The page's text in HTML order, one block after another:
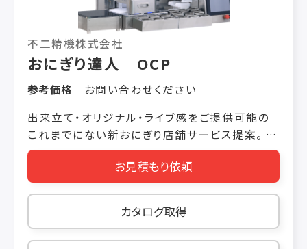
不二精機株式会社
おにぎり達人 OCP
参考価格
お問い合わせください
出来立て・オリジナル・ライブ感をご提供可能の
これまでにない新おにぎり店舗サービス提案。 飯
量・握り加減全15パターンを操作パネルで調整
可能。 遠赤ヒーター搭載で、保温・保湿にも優れ
ています。 また、おにぎりを作る工程がよく見える
演出型の設計でライブ感も満載。 ホテルパンは
最大15個配置でき、お客様のオーダーに合わせ
たバラエティー豊かなオリジナルおにぎりを製造
お見積もり依頼
カタログ取得